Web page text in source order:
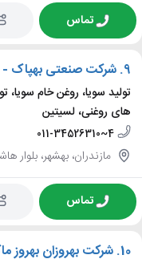
تماس
9. شرکت صنعتی بهپاک -
تولید سویا، روغن خام سویا،
های روغنی، لسیتین
011-34526310~4
مازندران، بهشهر، بلوار
تماس
10. شرکت بهروزان بهروز